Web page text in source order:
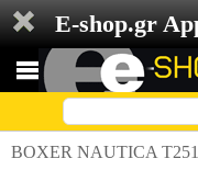
E-shop.gr
BOXER NAUTICA